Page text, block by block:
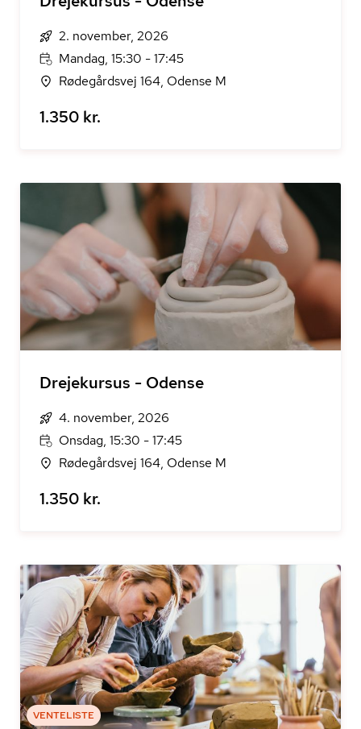
2. november, 2026
Mandag, 15:30 - 17:45
Rødegårdsvej 164, Odense M
1.350 kr.
Drejekursus - Odense
4. november, 2026
Onsdag, 15:30 - 17:45
Rødegårdsvej 164, Odense M
1.350 kr.
VENTELISTE